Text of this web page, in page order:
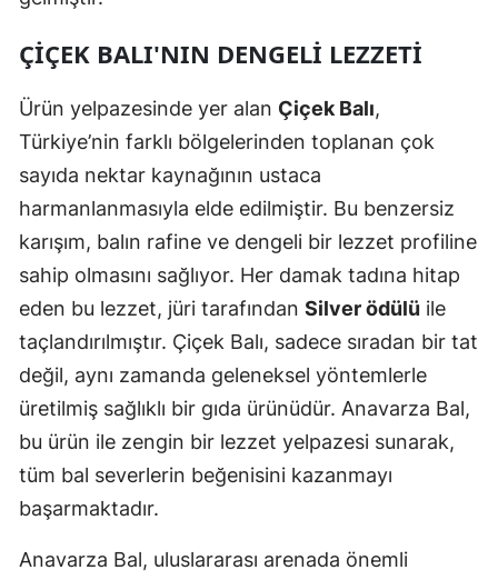
ÇIÇEK BALI'NIN DENGELI LEZZETI
Ürün yelpazesinde yer alan Çiçek Balı,
Türkiye’nin farklı bölgelerinden toplanan çok
sayıda nektar kaynağının ustaca
harmanlanmasıyla elde edilmiştir. Bu benzersiz
karışım, balın rafine ve dengeli bir lezzet profiline
sahip olmasını sağlıyor. Her damak tadına hitap
eden bu lezzet, jüri tarafından Silver ödülü ile
taçlandırılmıştır. Çiçek Balı, sadece sıradan bir tat
değil, aynı zamanda geleneksel yöntemlerle
üretilmiş sağlıklı bir gıda ürünüdür. Anavarza Bal,
bu ürün ile zengin bir lezzet yelpazesi sunarak,
tüm bal severlerin beğenisini kazanmayı
başarmaktadır.
Anavarza Bal, uluslararası arenada önemli